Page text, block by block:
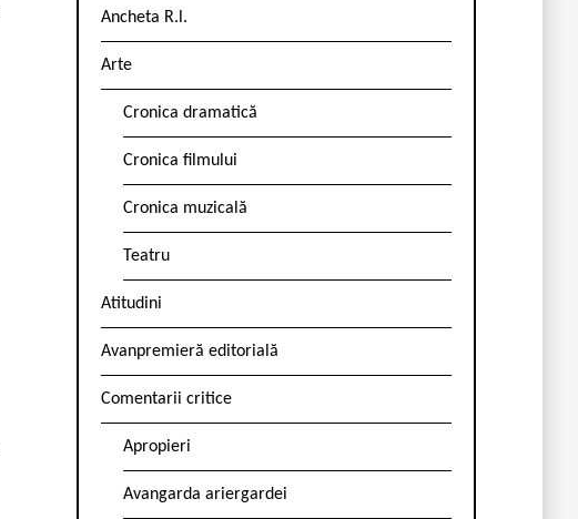
Ancheta R.l.
Arte
Cronica dramatică
Cronica filmului
Cronica muzicală
Teatru
Atitudini
Avanpremieră editorială
Comentarii critice
Apropieri
Avangarda ariergardei